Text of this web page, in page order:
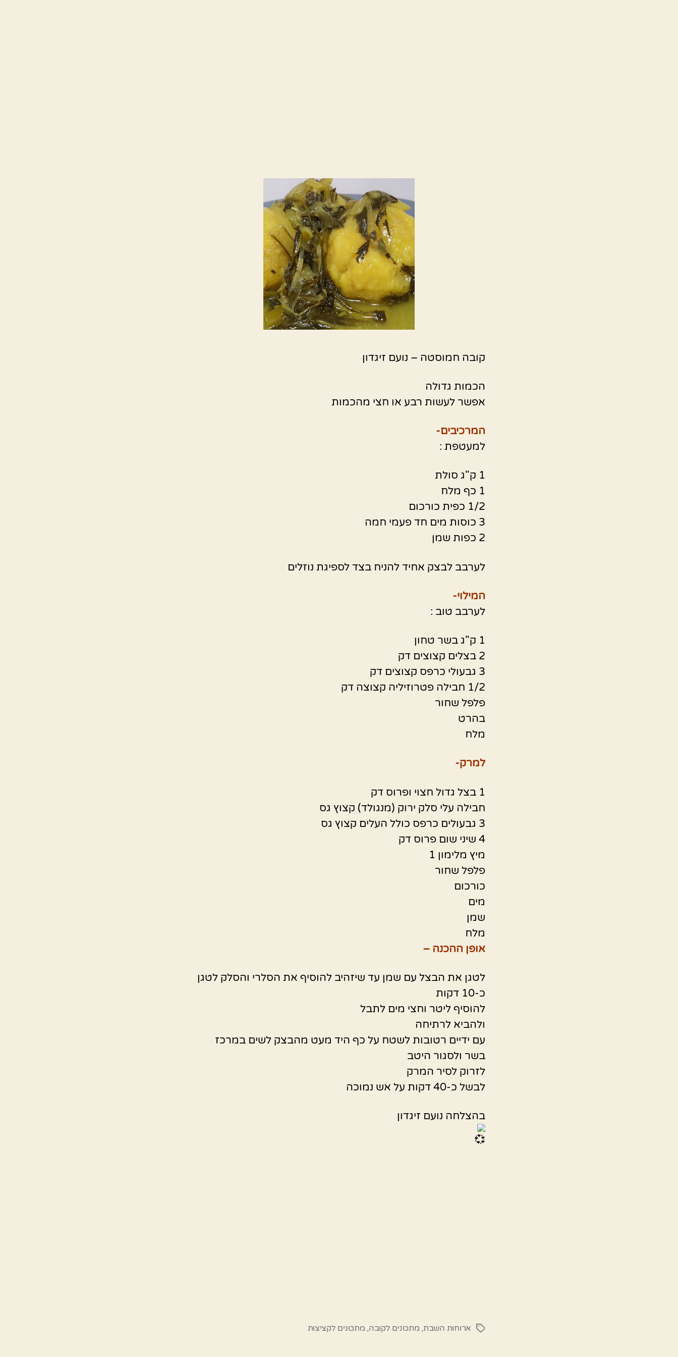
קובה חמוסטה – נועם זיגדון
הכמות גדולה
אפשר לעשות רבע או חצי מהכמות
המרכיבים-
למעטפת :
1 ק"ג סולת
1 כף מלח
1/2 כפית כורכום
3 כוסות מים חד פעמי חמה
2 כפות שמן
לערבב לבצק אחיד להניח בצד לספיגת נוזלים
המילוי-
לערבב טוב :
1 ק"ג בשר טחון
2 בצלים קצוצים דק
3 גבעולי כרפס קצוצים דק
1/2 חבילה פטרוזיליה קצוצה דק
פלפל שחור
בהרט
מלח
למרק-
1 בצל גדול חצוי ופרוס דק
חבילה עלי סלק ירוק (מנגולד) קצוץ גס
3 גבעולים כרפס כולל העלים קצוץ גס
4 שיני שום פרוס דק
מיץ מלימון 1
פלפל שחור
כורכום
מים
שמן
מלח
אופן ההכנה –
לטגן את הבצל עם שמן עד שיזהיב להוסיף את הסלרי והסלק לטגן
כ-10 דקות
להוסיף ליטר וחצי מים לתבל
ולהביא לרתיחה
עם ידיים רטובות לשטח על כף היד מעט מהבצק לשים במרכז
בשר ולסגור היטב
לזרוק לסיר המרק
לבשל כ-40 דקות על אש נמוכה
בהצלחה נועם זיגדון
תגיותארוחות השבת, מתכונים לקובה, מתכונים לקציצות